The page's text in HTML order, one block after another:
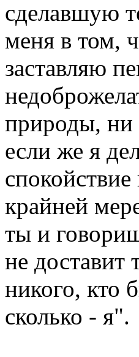
сделавшую
меня в том,
заставляю
природы, ни
если же я
крайней
ты и
не доставит
никого, кто
сколько - я".